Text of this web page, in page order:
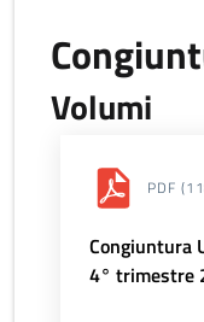
Volumi
PDF
Congiuntura
4° trimestre